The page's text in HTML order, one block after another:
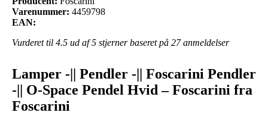
Varenummer: 4459798
EAN:
Vurderet til 4.5 ud af 5 stjerner baseret på 27anmeldelser
Lamper -|| Pendler -|| Foscarini Pendler
-|| O-Space Pendel Hvid – Foscarini fra
Foscarini